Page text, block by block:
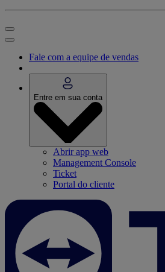
Fale com a equipe de vendas
Entre em sua conta
Abrir app web
Management Console
Ticket
Portal do cliente